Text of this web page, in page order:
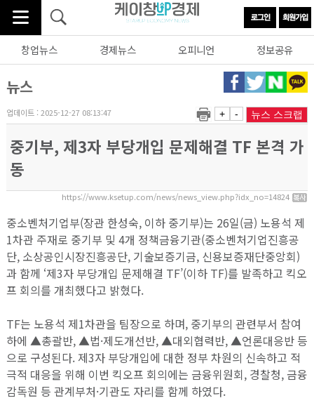
창업뉴스 경제뉴스 오피니언 정보공유
뉴스
업데이트 : 2025-12-27 08:13:47 + - 뉴스 스크랩
중기부, 제3자 부당개입 문제해결 TF 본격 가
동
https://www.ksetup.com/news/news_view.php?idx_no=14824
중소벤처기업부(장관 한성숙, 이하 중기부)는 26일(금) 노용석 제
1차관 주재로 중기부 및 4개 정책금융기관(중소벤처기업진흥공
단, 소상공인시장진흥공단, 기술보증기금, 신용보증재단중앙회)
과 함께 ‘제3자 부당개입 문제해결 TF’(이하 TF)를 발족하고 킥오
프 회의를 개최했다고 밝혔다.
TF는 노용석 제1차관을 팀장으로 하며, 중기부의 관련부서 참여
하에 ▲총괄반, ▲법·제도개선반, ▲대외협력반, ▲언론대응반 등
으로 구성된다. 제3자 부당개입에 대한 정부 차원의 신속하고 적
극적 대응을 위해 이번 킥오프 회의에는 금융위원회, 경찰청, 금융
감독원 등 관계부처·기관도 자리를 함께 하였다.